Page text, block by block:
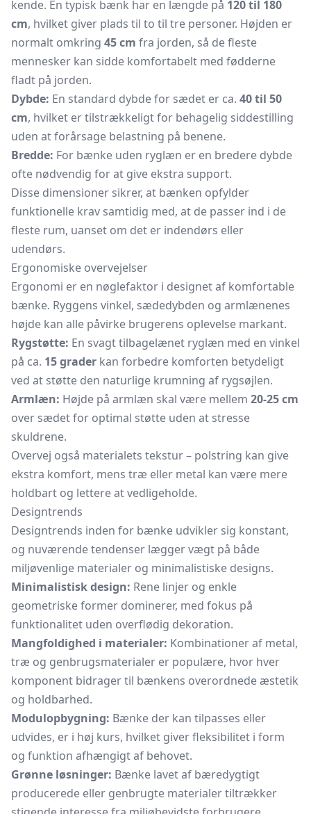
kende. En typisk bænk har en længde på 120 til 180
cm, hvilket giver plads til to til tre personer. Højden er
normalt omkring 45 cm fra jorden, så de fleste
mennesker kan sidde komfortabelt med fødderne
fladt på jorden.
Dybde: En standard dybde for sædet er ca. 40 til 50
cm, hvilket er tilstrækkeligt for behagelig siddestilling
uden at forårsage belastning på benene.
Bredde: For bænke uden ryglæn er en bredere dybde
ofte nødvendig for at give ekstra support.
Disse dimensioner sikrer, at bænken opfylder
funktionelle krav samtidig med, at de passer ind i de
fleste rum, uanset om det er indendørs eller
udendørs.
Ergonomiske overvejelser
Ergonomi er en nøglefaktor i designet af komfortable
bænke. Ryggens vinkel, sædedybden og armlænenes
højde kan alle påvirke brugerens oplevelse markant.
Rygstøtte: En svagt tilbagelænet ryglæn med en vinkel
på ca. 15 grader kan forbedre komforten betydeligt
ved at støtte den naturlige krumning af rygsøjlen.
Armlæn: Højde på armlæn skal være mellem 20-25 cm
over sædet for optimal støtte uden at stresse
skuldrene.
Overvej også materialets tekstur – polstring kan give
ekstra komfort, mens træ eller metal kan være mere
holdbart og lettere at vedligeholde.
Designtrends
Designtrends inden for bænke udvikler sig konstant,
og nuværende tendenser lægger vægt på både
miljøvenlige materialer og minimalistiske designs.
Minimalistisk design: Rene linjer og enkle
geometriske former dominerer, med fokus på
funktionalitet uden overflødig dekoration.
Mangfoldighed i materialer: Kombinationer af metal,
træ og genbrugsmaterialer er populære, hvor hver
komponent bidrager til bænkens overordnede æstetik
og holdbarhed.
Modulopbygning: Bænke der kan tilpasses eller
udvides, er i høj kurs, hvilket giver fleksibilitet i form
og funktion afhængigt af behovet.
Grønne løsninger: Bænke lavet af bæredygtigt
producerede eller genbrugte materialer tiltrækker